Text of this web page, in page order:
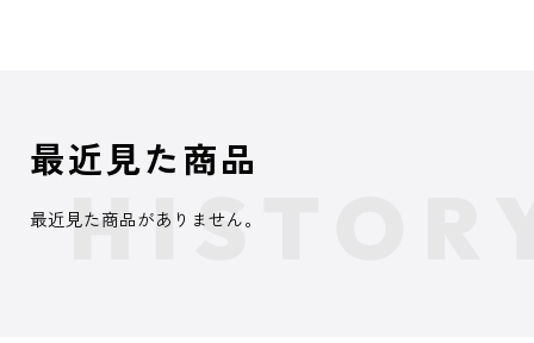
最近見た商品
最近見た商品がありません。